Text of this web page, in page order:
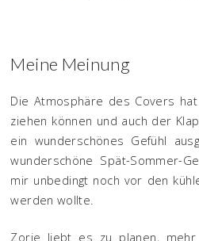
Meine Meinung
Die Atmosphäre des Covers
ziehen können und auch der
ein wunderschönes Gefühl
wunderschöne Spät-Sommer-
mir unbedingt noch vor den
werden wollte.
Zorie liebt es zu planen,